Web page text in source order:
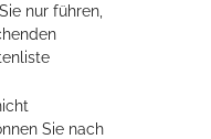
nur führen,
Sie nach